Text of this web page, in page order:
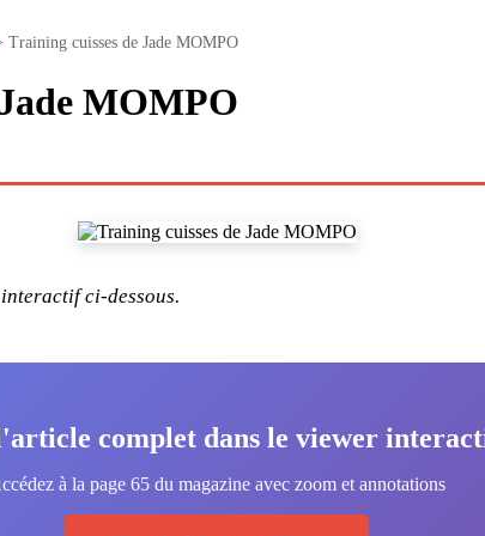
Training cuisses de Jade MOMPO
MOMPO
ci-dessous.
complet dans le viewer
à la page 65 du magazine avec zoom et annotations